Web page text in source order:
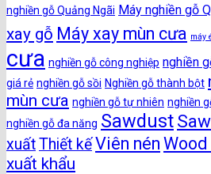
nghiền gỗ Quảng Ngãi Máy nghiền gỗ
xay gỗ Máy xay mùn cưa máy
cưa nghiền gỗ công nghiệp nghiền
giá rẻ nghiền gỗ sồi Nghiền gỗ thành bột
mùn cưa nghiền gỗ tự nhiên nghiền
nghiền gỗ đa năng Sawdust
xuấtThiết kếViên nén
xuất khẩu